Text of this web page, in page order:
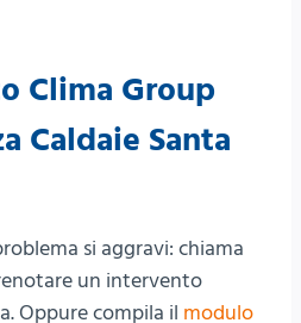
Clima Group
Caldaie Santa
si aggravi: chiama
un intervento
Oppure compila il modulo